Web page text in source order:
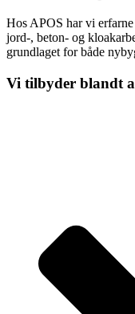
Hos APOS har vi
jord-, beton- og
grundlaget for både
Vi tilbyder blandt